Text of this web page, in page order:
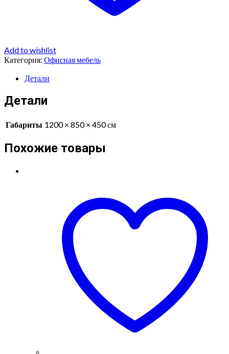
Add to wishlist
Категория: Офисная мебель
Детали
Детали
Габариты 1200 × 850 × 450 см
Похожие товары